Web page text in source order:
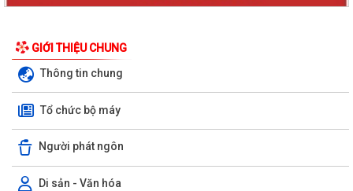
GIỚI THIỆU CHUNG
Thông tin chung
Tổ chức bộ máy
Người phát ngôn
Di sản - Văn hóa